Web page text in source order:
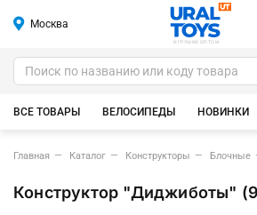
Москва
ИГРУШКИ ОПТОМ
ВСЕ ТОВАРЫ ВЕЛОСИПЕДЫ НОВИНКИ
Главная Каталог Конструкторы Блочные
Конструктор "Диджиботы"